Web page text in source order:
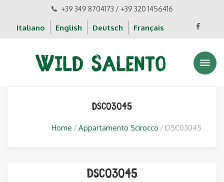
+39 349 8704173 / +39 320 1456416
Italiano English Deutsch Français
DSC03045
Home Appartamento Scirocco DSC03045
DSC03045